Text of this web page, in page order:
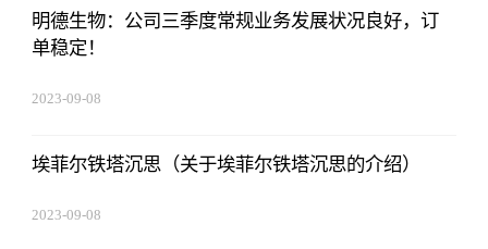
明德生物：公司三季度常规业务发展状况良好，订
单稳定！
2023-09-08
埃菲尔铁塔沉思（关于埃菲尔铁塔沉思的介绍）
2023-09-08